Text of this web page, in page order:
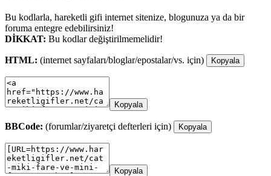
Bu kodlarla, hareketli gifi internet sitenize, blogunuza ya da bir
foruma entegre edebilirsiniz!
DİKKAT: Bu kodlar değiştirilmemelidir!
HTML: (internet sayfaları/bloglar/epostalar/vs. için) Kopyala
Kopyala
BBCode: (forumlar/ziyaretçi defterleri için) Kopyala
Kopyala